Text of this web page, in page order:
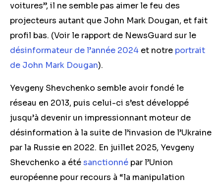
voitures”, il ne semble pas aimer le feu des
projecteurs autant que John Mark Dougan, et fait
profil bas. (Voir le rapport de NewsGuard sur le
désinformateur de l’année 2024 et notre portrait
de John Mark Dougan).
Yevgeny Shevchenko semble avoir fondé le
réseau en 2013, puis celui-ci s’est développé
jusqu’à devenir un impressionnant moteur de
désinformation à la suite de l’invasion de l’Ukraine
par la Russie en 2022. En juillet 2025, Yevgeny
Shevchenko a étésanctionné par l’Union
européenne pour recours à “la manipulation